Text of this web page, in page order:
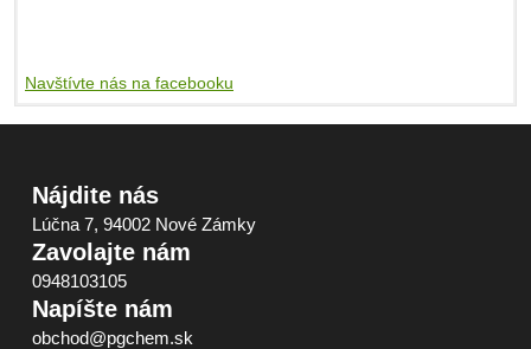
Navštívte nás na facebooku
Nájdite nás
Lúčna 7, 94002 Nové Zámky
Zavolajte nám
0948103105
Napíšte nám
obchod@pgchem.sk